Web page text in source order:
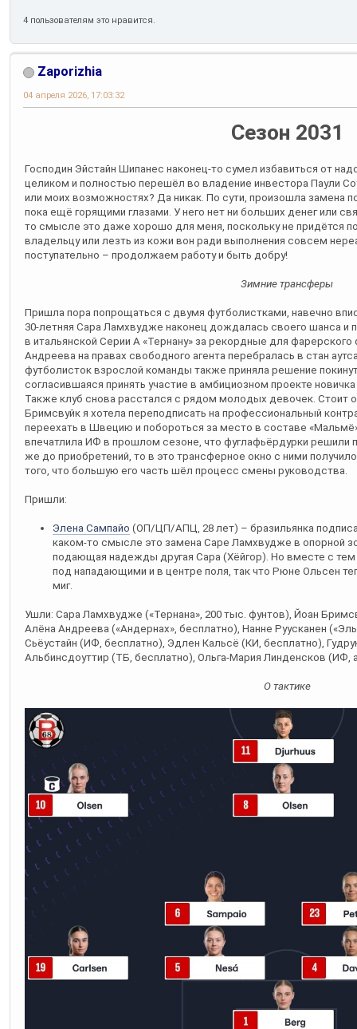
4 пользователям это нравится.
Zaporizhia
04 апреля 2026, 17:03:32
Сезон 2031
Господин Эйстайн Шипанес наконец-то сумел избавиться от
целиком и полностью перешёл во владение инвестора Паули
или моих возможностях? Да никак. По сути, произошла замена
пока ещё горящими глазами. У него нет ни больших денег или
то смысле это даже хорошо для меня, поскольку не придётся
владельцу или лезть из кожи вон ради выполнения совсем
поступательно – продолжаем работу и быть добру!
Зимние трансферы
Пришла пора попрощаться с двумя футболистками, навечно
30-летняя Сара Ламхвудже наконец дождалась своего шанса и
в итальянской Серии A «Тернану» за рекордные для
Андреева на правах свободного агента перебралась в стан
футболисток взрослой команды также приняла решение
согласившаяся принять участие в амбициозном проекте
Также клуб снова расстался с рядом молодых девочек. Стоит
Бримсвуйк я хотела переподписать на профессиональный
переехать в Швецию и побороться за место в составе
впечатлила ИФ в прошлом сезоне, что фуглафьёрдурки решили
же до приобретений, то в это трансферное окно с ними
того, что большую его часть шёл процесс смены руководства.
Пришли:
Элена Сампайо (ОП/ЦП/АПЦ, 28 лет) – бразильянка
каком-то смысле это замена Саре Ламхвудже в опорной
подающая надежды другая Сара (Хёйгор). Но вместе с тем
под нападающими и в центре поля, так что Рюне Ольсен
миг.
Ушли: Сара Ламхвудже («Тернана», 200 тыс. фунтов), Йоан
Алёна Андреева («Андернах», бесплатно), Нанне Руусканен
Сьёустайн (ИФ, бесплатно), Эдлен Кальсё (КИ, бесплатно),
Альбинсдоуттир (ТБ, бесплатно), Ольга-Мария Линденсков (ИФ,
О тактике